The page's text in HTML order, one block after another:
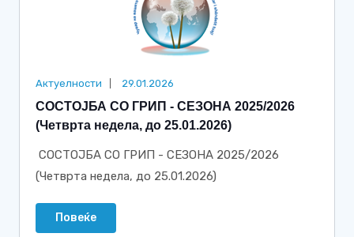
Актуелности 29.01.2026
СОСТОЈБА СО ГРИП - СЕЗОНА 2025/2026
(Четврта недела, до 25.01.2026)
СОСТОЈБА СО ГРИП - СЕЗОНА 2025/2026
(Четврта недела, до 25.01.2026)
Повеќе